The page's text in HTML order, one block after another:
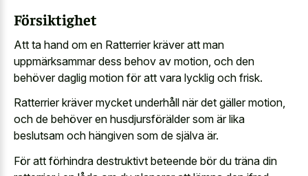
Försiktighet
Att ta hand om en Ratterrier kräver att man
uppmärksammar dess behov av motion, och den
behöver daglig motion för att vara lycklig och frisk.
Ratterrier kräver mycket underhåll när det gäller motion,
och de behöver en husdjursförälder som är lika
beslutsam och hängiven som de själva är.
För att förhindra destruktivt beteende bör du träna din